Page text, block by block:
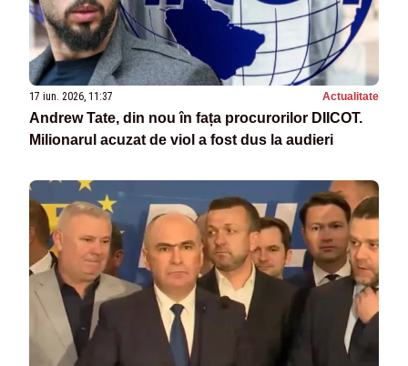
17 iun. 2026, 11:37 Actualitate
Andrew Tate, din nou în fața procurorilor DIICOT.
Milionarul acuzat de viol a fost dus la audieri